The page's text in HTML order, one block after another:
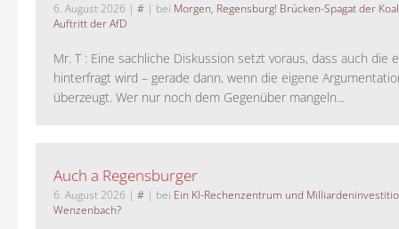
6. August 2026 | # | bei Morgen, Regensburg! Brücken-Spagat der
Auftritt der AfD
Mr. T : Eine sachliche Diskussion setzt voraus, dass auch die
hinterfragt wird – gerade dann, wenn die eigene
überzeugt. Wer nur noch dem Gegenüber mangeln...
Auch a Regensburger
6. August 2026 | # | bei Ein KI-Rechenzentrum und
Wenzenbach?